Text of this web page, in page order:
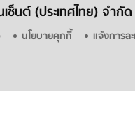
ซ็นต์ (ประเทศไทย) จำกัด
นโยบายคุกกี้ แจ้งการล